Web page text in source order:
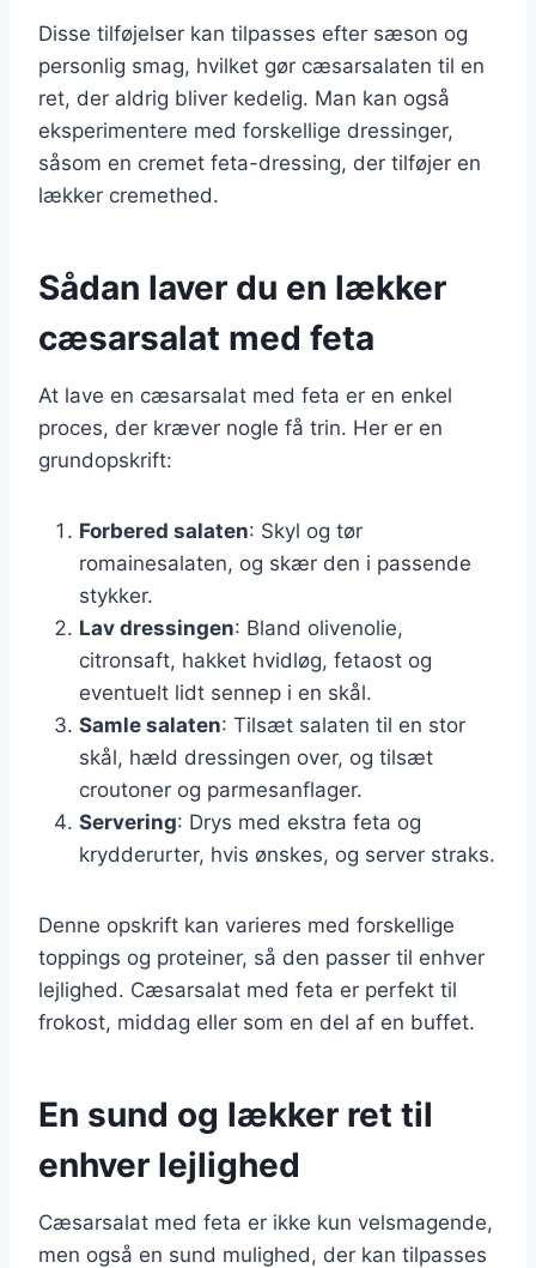
Disse tilføjelser kan tilpasses efter sæson og
personlig smag, hvilket gør cæsarsalaten til en
ret, der aldrig bliver kedelig. Man kan også
eksperimentere med forskellige dressinger,
såsom en cremet feta-dressing, der tilføjer en
lækker cremethed.
Sådan laver du en lækker
cæsarsalat med feta
At lave en cæsarsalat med feta er en enkel
proces, der kræver nogle få trin. Her er en
grundopskrift:
Forbered salaten: Skyl og tør
romainesalaten, og skær den i passende
stykker.
Lav dressingen: Bland olivenolie,
citronsaft, hakket hvidløg, fetaost og
eventuelt lidt sennep i en skål.
Samle salaten: Tilsæt salaten til en stor
skål, hæld dressingen over, og tilsæt
croutoner og parmesanflager.
Servering: Drys med ekstra feta og
krydderurter, hvis ønskes, og server straks.
Denne opskrift kan varieres med forskellige
toppings og proteiner, så den passer til enhver
lejlighed. Cæsarsalat med feta er perfekt til
frokost, middag eller som en del af en buffet.
En sund og lækker ret til
enhver lejlighed
Cæsarsalat med feta er ikke kun velsmagende,
men også en sund mulighed, der kan tilpasses